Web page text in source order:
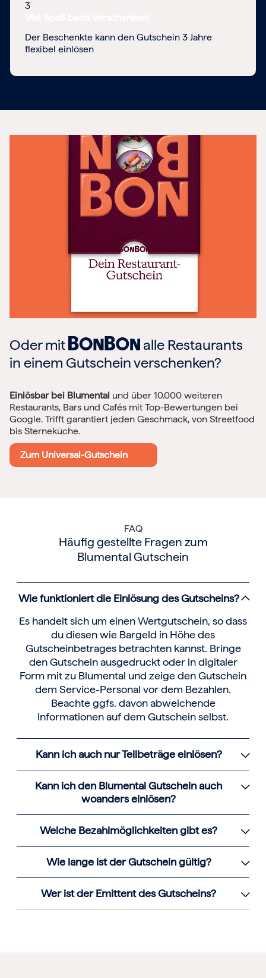
3
Der Beschenkte kann den Gutschein 3 Jahre
flexibel einlösen
Oder mit
alle Restaurants
in einem Gutschein verschenken?
Einlösbar bei Blumental und über 10.000 weiteren
Restaurants, Bars und Cafés mit Top-Bewertungen bei
Google. Trifft garantiert jeden Geschmack, von Streetfood
bis Sterneküche.
Zum Universal-Gutschein
FAQ
Häufig gestellte Fragen zum
Blumental Gutschein
Wie funktioniert die Einlösung des Gutscheins?
Es handelt sich um einen Wertgutschein, so dass
du diesen wie Bargeld in Höhe des
Gutscheinbetrages betrachten kannst. Bringe
den Gutschein ausgedruckt oder in digitaler
Form mit zu Blumental und zeige den Gutschein
dem Service-Personal vor dem Bezahlen.
Beachte ggfs. davon abweichende
Informationen auf dem Gutschein selbst.
Kann ich auch nur Teilbeträge einlösen?
Kann ich den Blumental Gutschein auch
woanders einlösen?
Welche Bezahlmöglichkeiten gibt es?
Wie lange ist der Gutschein gültig?
Wer ist der Emittent des Gutscheins?